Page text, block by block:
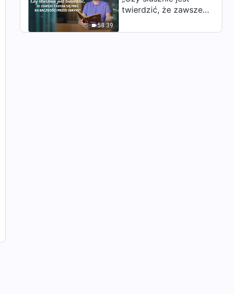
40:09
Słowo Boże | „Tylko zmiana
zepsutego usposobienia
może doprowadzić do
prawdziwej transformacji”
58:39
twierdzić, że zawsze
baczności przed